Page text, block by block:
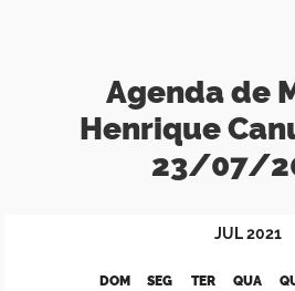
Agenda de
Henrique
23/07/
JUL 2021
DOM SEG TER QUA